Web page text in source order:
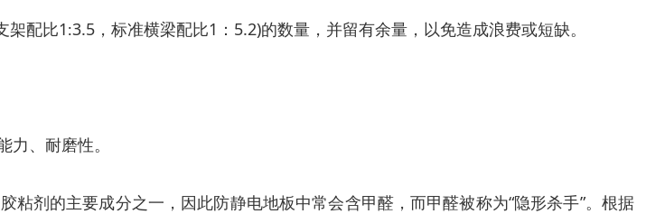
配比1∶3.5，标准横梁配比1：5.2)的数量，并留有余量，以免造成浪费或短缺。
、耐磨性。
剂的主要成分之一，因此防静电地板中常会含甲醛，而甲醛被称为“隐形杀手”。根据